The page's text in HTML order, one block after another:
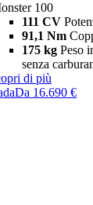
100
111 CV
91,1 Nm
175 kg Peso
senza
di più
Da 16.690 €